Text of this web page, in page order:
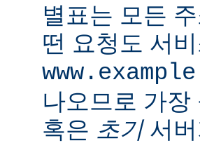
별표는 모든
떤 요청도 서
나오므로 가
혹은 초기서버